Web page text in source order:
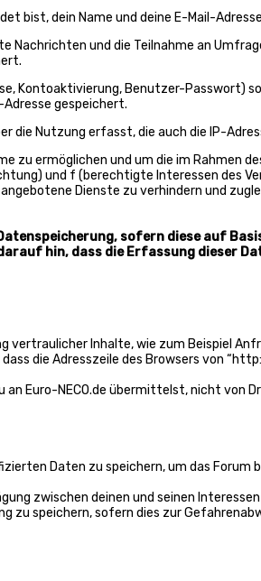
bist, dein Name und deine E-Mail-
Nachrichten und die Teilnahme an
Kontoaktivierung, Benutzer-Passwort)
Adresse gespeichert.
die Nutzung erfasst, die auch die IP-
ermöglichen und um die im Rahmen
und f (berechtigte Interessen des
Dienste zu verhindern und
sofern diese auf
hin, dass die Erfassung dieser
Inhalte, wie zum Beispiel
die Adresszeile des Browsers von
an Euro-NECO.de übermittelst, nicht von
Daten zu speichern, um das Forum
zwischen deinen und seinen
zu speichern, sofern dies zur